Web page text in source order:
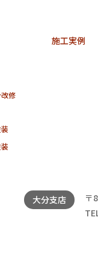
修
施工実例
大分支店
〒